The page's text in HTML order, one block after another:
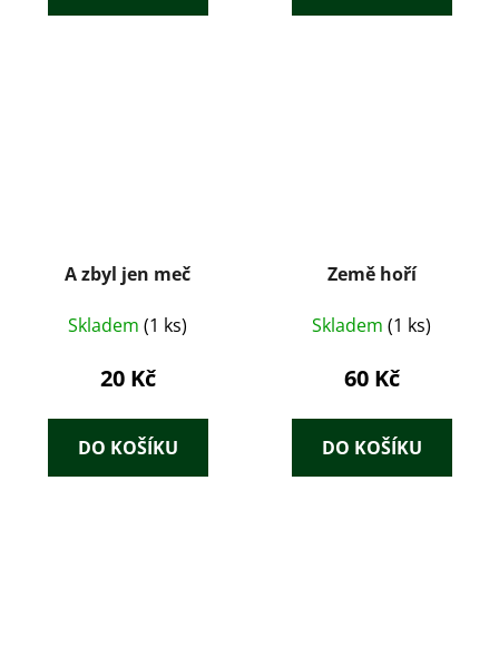
A zbyl jen meč
Skladem (1 ks)
20 Kč
DO KOŠÍKU
Země hoří
Skladem (1 ks)
60 Kč
DO KOŠÍKU